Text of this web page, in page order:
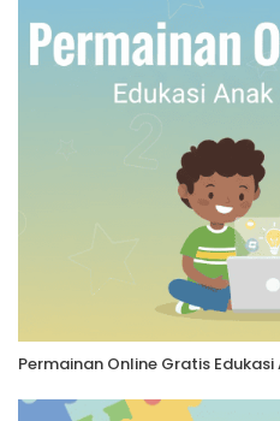
Permainan Online Gratis Edukasi